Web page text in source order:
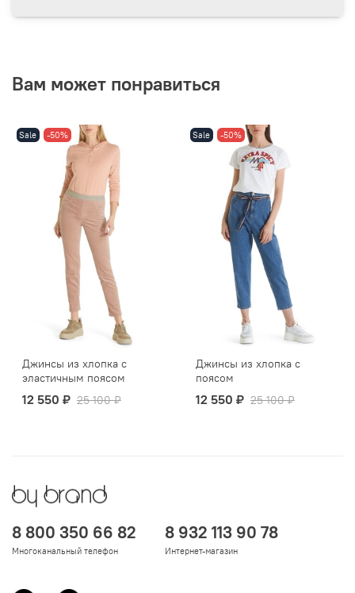
Вам может понравиться
Sale -50%
Джинсы из хлопка с
эластичным поясом
12 550 ₽ 25 100 ₽
Sale -50%
Джинсы из хлопка с
поясом
12 550 ₽ 25 100 ₽
8 800 350 66 82
Многоканальный телефон
8 932 113 90 78
Интернет-магазин